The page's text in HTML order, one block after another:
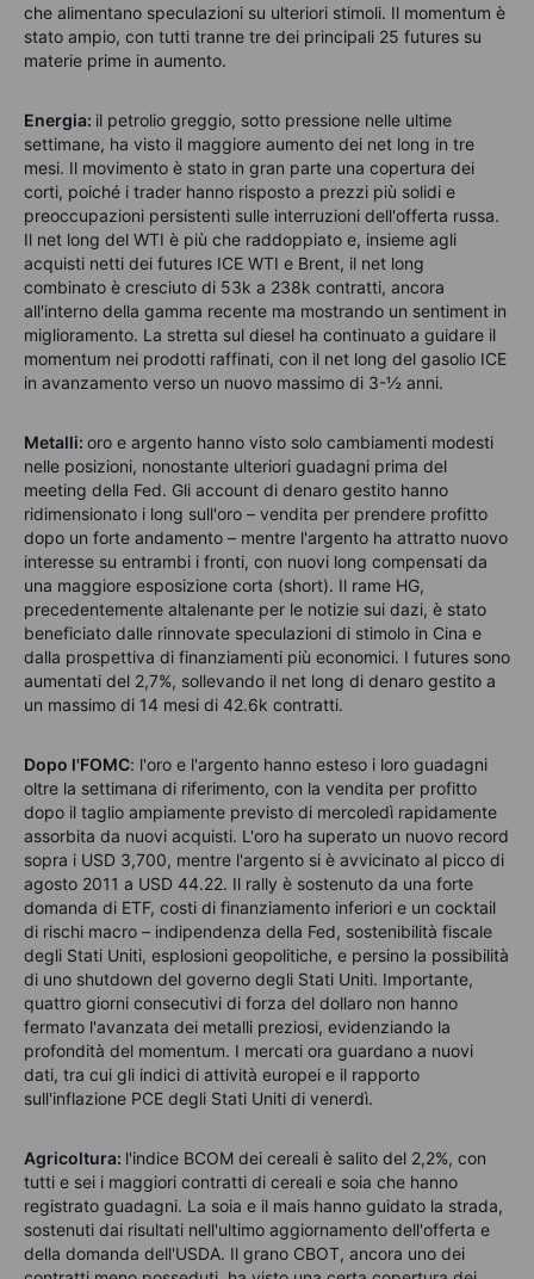
che alimentano speculazioni su ulteriori stimoli. Il momentum è
stato ampio, con tutti tranne tre dei principali 25 futures su
materie prime in aumento.
Energia: il petrolio greggio, sotto pressione nelle ultime
settimane, ha visto il maggiore aumento dei net long in tre
mesi. Il movimento è stato in gran parte una copertura dei
corti, poiché i trader hanno risposto a prezzi più solidi e
preoccupazioni persistenti sulle interruzioni dell'offerta russa.
Il net long del WTI è più che raddoppiato e, insieme agli
acquisti netti dei futures ICE WTI e Brent, il net long
combinato è cresciuto di 53k a 238k contratti, ancora
all'interno della gamma recente ma mostrando un sentiment in
miglioramento. La stretta sul diesel ha continuato a guidare il
momentum nei prodotti raffinati, con il net long del gasolio ICE
in avanzamento verso un nuovo massimo di 3-½ anni.
Metalli: oro e argento hanno visto solo cambiamenti modesti
nelle posizioni, nonostante ulteriori guadagni prima del
meeting della Fed. Gli account di denaro gestito hanno
ridimensionato i long sull'oro – vendita per prendere profitto
dopo un forte andamento – mentre l'argento ha attratto nuovo
interesse su entrambi i fronti, con nuovi long compensati da
una maggiore esposizione corta (short). Il rame HG,
precedentemente altalenante per le notizie sui dazi, è stato
beneficiato dalle rinnovate speculazioni di stimolo in Cina e
dalla prospettiva di finanziamenti più economici. I futures sono
aumentati del 2,7%, sollevando il net long di denaro gestito a
un massimo di 14 mesi di 42.6k contratti.
Dopo l'FOMC: l'oro e l'argento hanno esteso i loro guadagni
oltre la settimana di riferimento, con la vendita per profitto
dopo il taglio ampiamente previsto di mercoledì rapidamente
assorbita da nuovi acquisti. L'oro ha superato un nuovo record
sopra i USD 3,700, mentre l'argento si è avvicinato al picco di
agosto 2011 a USD 44.22. Il rally è sostenuto da una forte
domanda di ETF, costi di finanziamento inferiori e un cocktail
di rischi macro – indipendenza della Fed, sostenibilità fiscale
degli Stati Uniti, esplosioni geopolitiche, e persino la possibilità
di uno shutdown del governo degli Stati Uniti. Importante,
quattro giorni consecutivi di forza del dollaro non hanno
fermato l'avanzata dei metalli preziosi, evidenziando la
profondità del momentum. I mercati ora guardano a nuovi
dati, tra cui gli indici di attività europei e il rapporto
sull'inflazione PCE degli Stati Uniti di venerdì.
Agricoltura: l'indice BCOM dei cereali è salito del 2,2%, con
tutti e sei i maggiori contratti di cereali e soia che hanno
registrato guadagni. La soia e il mais hanno guidato la strada,
sostenuti dai risultati nell'ultimo aggiornamento dell'offerta e
della domanda dell'USDA. Il grano CBOT, ancora uno dei